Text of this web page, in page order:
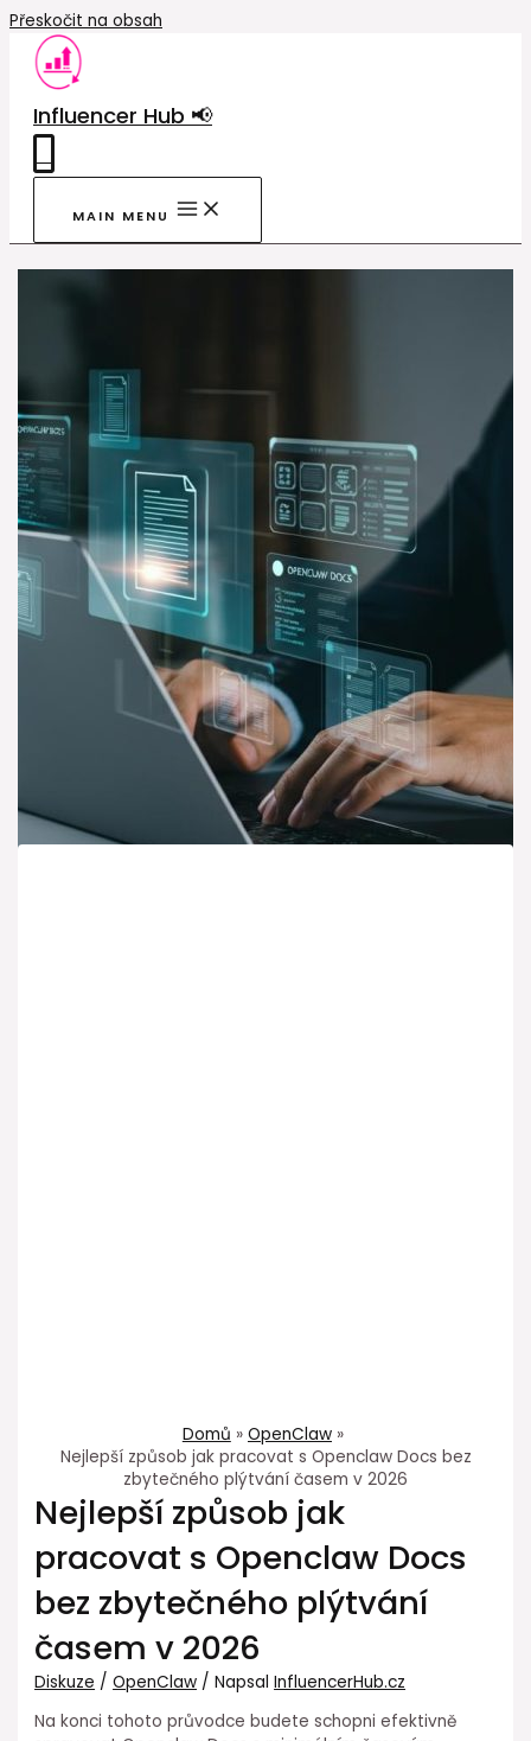
Přeskočit na obsah
Influencer Hub 📢
MAIN MENU
Domů
OpenClaw
Nejlepší způsob jak pracovat s Openclaw Docs bez
zbytečného plýtvání časem v 2026
Nejlepší způsob jak
pracovat s Openclaw Docs
bez zbytečného plýtvání
časem v 2026
Diskuze /OpenClaw / NapsalInfluencerHub.cz
Na⁣ konci ⁢tohoto průvodce budete schopni efektivně